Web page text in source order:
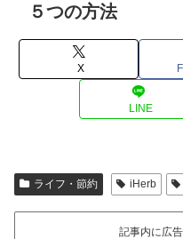
５つの方法
X
LINE
ライフ・節約 iHerb
記事内に広